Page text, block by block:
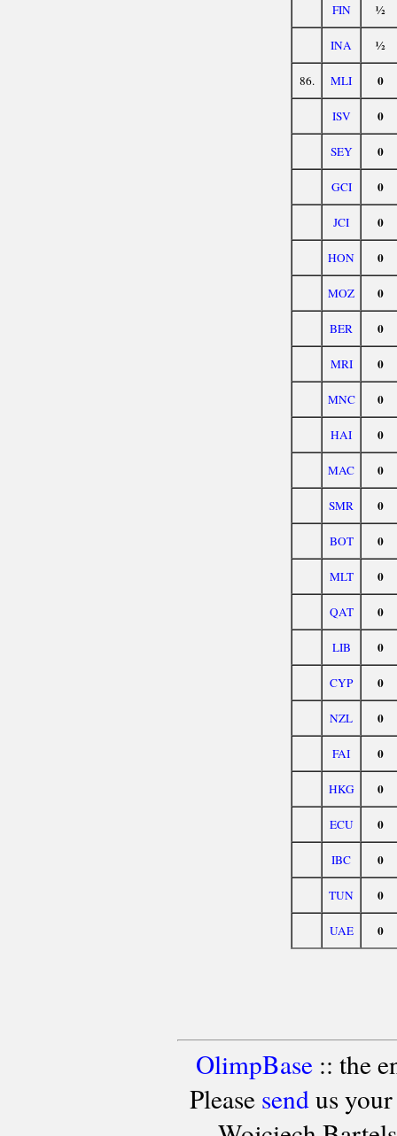
FIN ½
INA ½
86. MLI 0
ISV 0
SEY 0
GCI 0
JCI 0
HON 0
MOZ 0
BER 0
MRI 0
MNC 0
HAI 0
MAC 0
SMR 0
BOT 0
MLT 0
QAT 0
LIB 0
CYP 0
NZL 0
FAI 0
HKG 0
ECU 0
IBC 0
TUN 0
UAE 0
OlimpBase:: the
Please sendus your